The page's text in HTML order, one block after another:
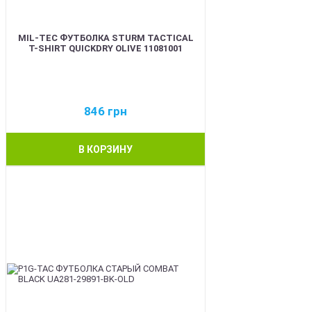
MIL-TEC ФУТБОЛКА STURM TACTICAL
T-SHIRT QUICKDRY OLIVE 11081001
846 грн
В КОРЗИНУ